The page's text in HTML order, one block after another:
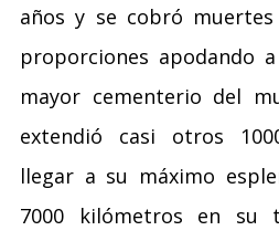
años y se cobró
proporciones apodando
mayor cementerio del
extendió casi otros
llegar a su máximo
7000 kilómetros en su